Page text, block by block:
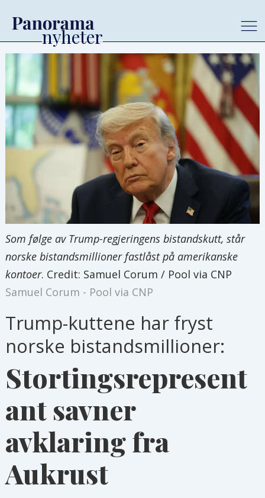
Som følge av Trump-regjeringens bistandskutt, står
norske bistandsmillioner fastlåst på amerikanske
kontoer. Credit: Samuel Corum / Pool via CNP
Samuel Corum - Pool via CNP
Trump-kuttene har fryst
norske bistandsmillioner:
Stortingsrepresent
ant savner
avklaring fra
Aukrust